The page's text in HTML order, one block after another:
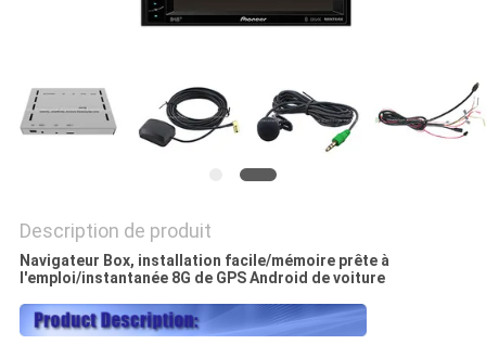
Description de produit
Navigateur Box, installation facile/mémoire prête à
l'emploi/instantanée 8G de GPS Android de voiture